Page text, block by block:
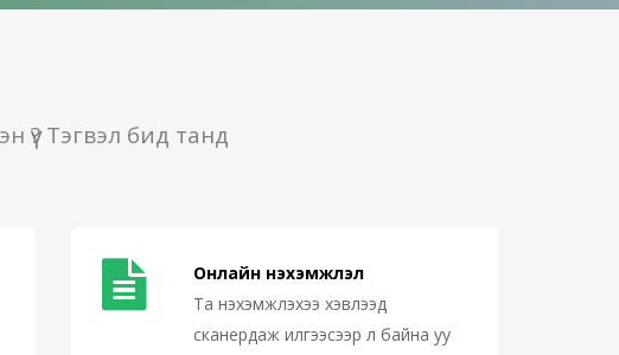
Тэгвэл бид танд
Онлайн нэхэмжлэл
Та нэхэмжлэхээ хэвлээд
сканердаж илгээсээр л байна уу